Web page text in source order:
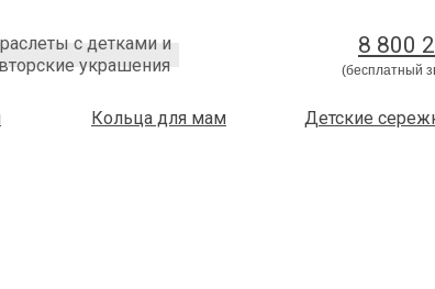
8 800
(бесплатный
с детками и
украшения
Детские
Кольца для мам